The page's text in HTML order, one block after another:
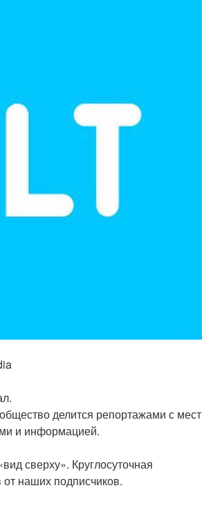
делится репортажами с мест
и информацией.
сверху». Круглосуточная
наших подписчиков.